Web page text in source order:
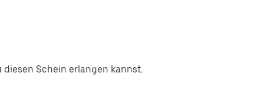
Schein erlangen kannst.